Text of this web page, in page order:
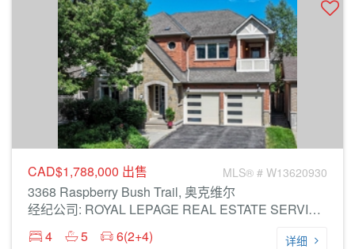
CAD$1,788,000 出售 MLS® # W13620930
3368 Raspberry Bush Trail, 奥克维尔
经纪公司: ROYAL LEPAGE REAL ESTATE SERVICES LTD.
4
5 6(2+4) 详细